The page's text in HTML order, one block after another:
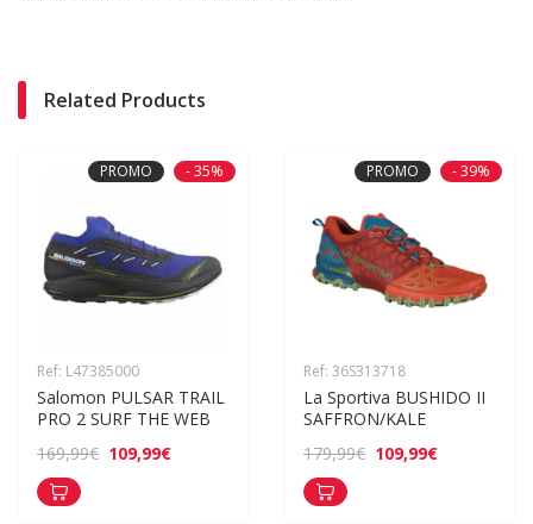
Related Products
PROMO - 35%
Ref: L47385000
Salomon PULSAR TRAIL
PRO 2 SURF THE WEB
169,99€ 109,99€
PROMO - 39%
Ref: 36S313718
La Sportiva BUSHIDO II
SAFFRON/KALE
179,99€ 109,99€